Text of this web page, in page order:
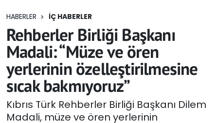
HABERLER İÇ HABERLER
Rehberler Birliği Başkanı
Madali: “Müze ve ören
yerlerinin özelleştirilmesine
sıcak bakmıyoruz”
Kıbrıs Türk Rehberler Birliği Başkanı Dilem
Madali, müze ve ören yerlerinin
Eğitim
Ekonomi
Foto Galeri
GEZİ
Güncel
Tüm Manşetler
Son Dakika Haberleri
Haber Arşivi